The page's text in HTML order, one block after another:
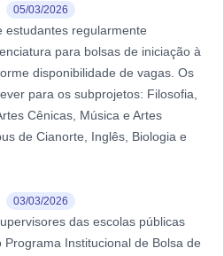
05/03/2026
estudantes regularmente
para bolsas de iniciação à
disponibilidade de vagas. Os
para os subprojetos: Filosofia,
Cênicas, Música e Artes
de Cianorte, Inglês, Biologia e
03/03/2026
das escolas públicas
Institucional de Bolsa de